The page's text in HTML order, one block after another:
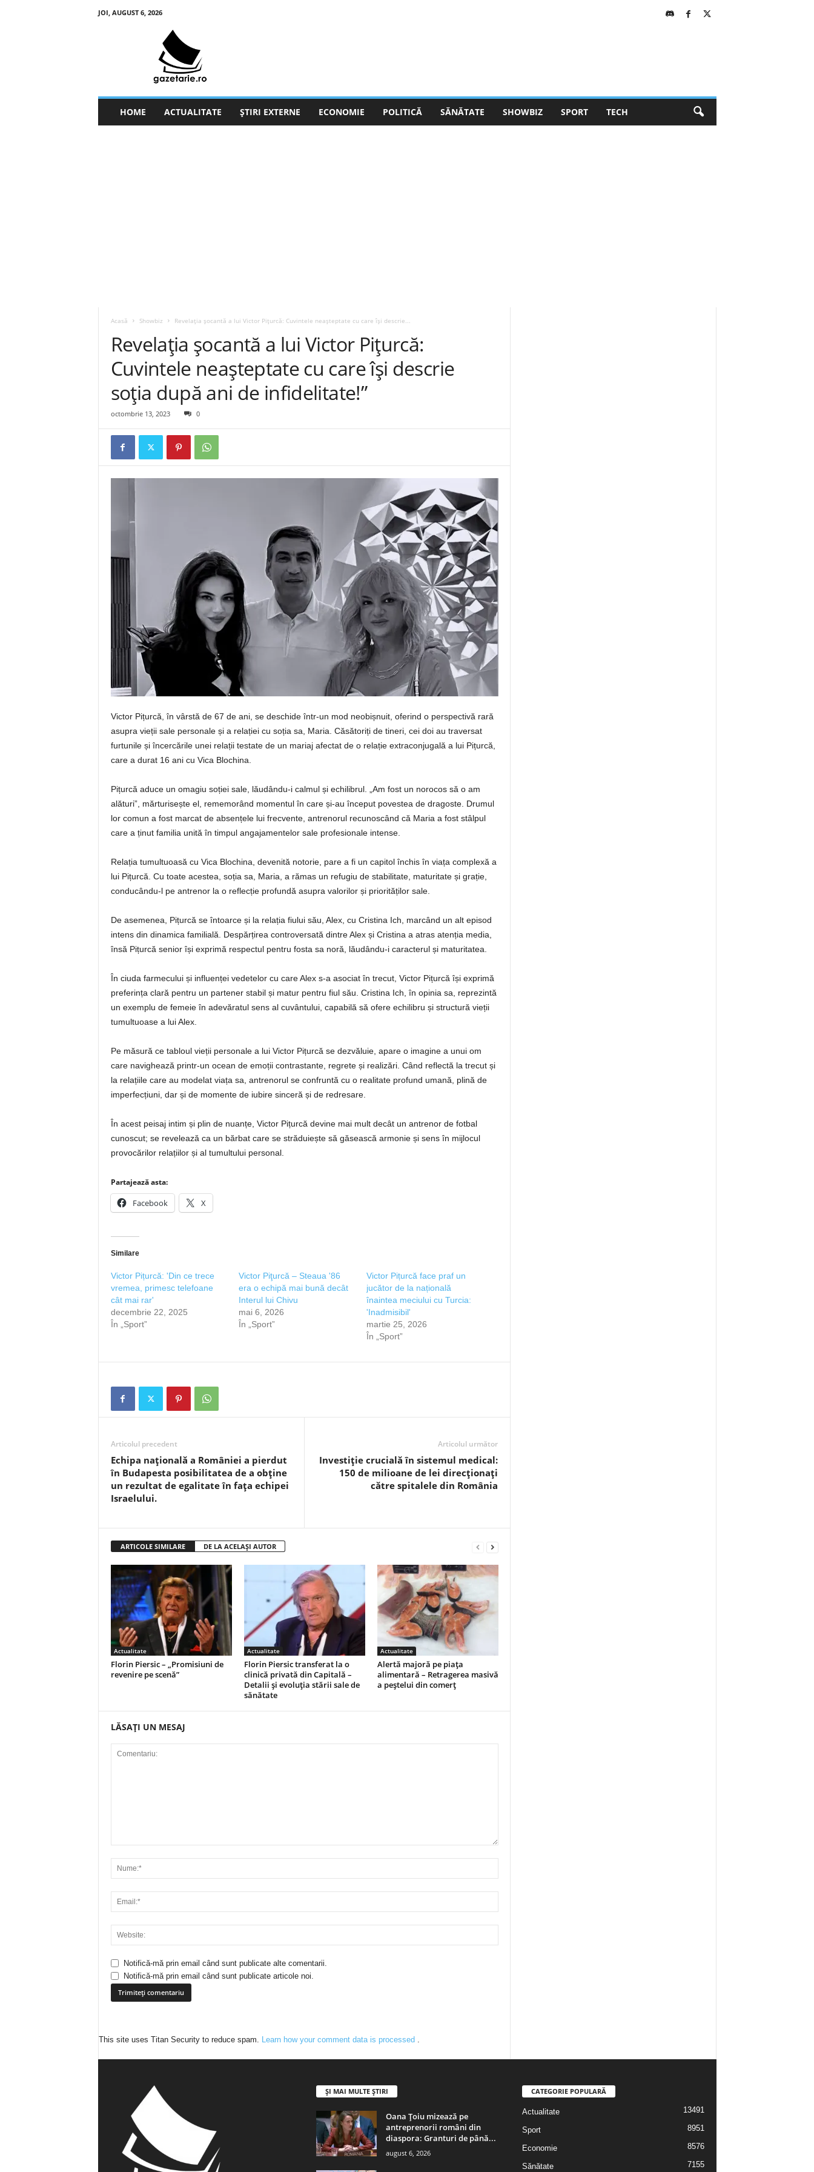
JOI, AUGUST 6, 2026
HOME ACTUALITATE ȘTIRI EXTERNE ECONOMIE POLITICĂ SĂNĂTATE SHOWBIZ SPORT TECH
Acasă Showbiz Revelația șocantă a lui Victor Pițurcă: Cuvintele neașteptate cu care își descrie...
Revelația șocantă a lui Victor Pițurcă:
Cuvintele neașteptate cu care își descrie
soția după ani de infidelitate!”
octombrie 13, 2023 0
Victor Pițurcă, în vârstă de 67 de ani, se deschide într-un mod neobișnuit, oferind o perspectivă rară
asupra vieții sale personale și a relației cu soția sa, Maria. Căsătoriți de tineri, cei doi au traversat
furtunile și încercările unei relații testate de un mariaj afectat de o relație extraconjugală a lui Pițurcă,
care a durat 16 ani cu Vica Blochina.
Pițurcă aduce un omagiu soției sale, lăudându-i calmul și echilibrul. „Am fost un norocos să o am
alături”, mărturisește el, rememorând momentul în care și-au început povestea de dragoste. Drumul
lor comun a fost marcat de absențele lui frecvente, antrenorul recunoscând că Maria a fost stâlpul
care a ținut familia unită în timpul angajamentelor sale profesionale intense.
Relația tumultuoasă cu Vica Blochina, devenită notorie, pare a fi un capitol închis în viața complexă a
lui Pițurcă. Cu toate acestea, soția sa, Maria, a rămas un refugiu de stabilitate, maturitate și grație,
conducându-l pe antrenor la o reflecție profundă asupra valorilor și priorităților sale.
De asemenea, Pițurcă se întoarce și la relația fiului său, Alex, cu Cristina Ich, marcând un alt episod
intens din dinamica familială. Despărțirea controversată dintre Alex și Cristina a atras atenția media,
însă Pițurcă senior își exprimă respectul pentru fosta sa noră, lăudându-i caracterul și maturitatea.
În ciuda farmecului și influenței vedetelor cu care Alex s-a asociat în trecut, Victor Pițurcă își exprimă
preferința clară pentru un partener stabil și matur pentru fiul său. Cristina Ich, în opinia sa, reprezintă
un exemplu de femeie în adevăratul sens al cuvântului, capabilă să ofere echilibru și structură vieții
tumultuoase a lui Alex.
Pe măsură ce tabloul vieții personale a lui Victor Pițurcă se dezvăluie, apare o imagine a unui om
care navighează printr-un ocean de emoții contrastante, regrete și realizări. Când reflectă la trecut și
la relațiile care au modelat viața sa, antrenorul se confruntă cu o realitate profund umană, plină de
imperfecțiuni, dar și de momente de iubire sinceră și de redresare.
În acest peisaj intim și plin de nuanțe, Victor Pițurcă devine mai mult decât un antrenor de fotbal
cunoscut; se revelează ca un bărbat care se străduiește să găsească armonie și sens în mijlocul
provocărilor relațiilor și al tumultului personal.
Partajează asta:
Facebook X
Similare
Victor Pițurcă: 'Din ce trece
vremea, primesc telefoane
cât mai rar'
decembrie 22, 2025
În „Sport”
Victor Piţurcă – Steaua '86
era o echipă mai bună decât
Interul lui Chivu
mai 6, 2026
În „Sport”
Victor Pițurcă face praf un
jucător de la națională
înaintea meciului cu Turcia:
'Inadmisibil'
martie 25, 2026
În „Sport”
Articolul precedent
Echipa națională a României a pierdut
în Budapesta posibilitatea de a obține
un rezultat de egalitate în fața echipei
Israelului.
Articolul următor
Investiție crucială în sistemul medical:
150 de milioane de lei direcționați
către spitalele din România
ARTICOLE SIMILARE DE LA ACELAȘI AUTOR
Actualitate
Florin Piersic – „Promisiuni de
revenire pe scenă”
Actualitate
Florin Piersic transferat la o
clinică privată din Capitală –
Detalii și evoluția stării sale de
sănătate
Actualitate
Alertă majoră pe piața
alimentară – Retragerea masivă
a peștelui din comerț
LĂSAȚI UN MESAJ
Notifică-mă prin email când sunt publicate alte comentarii.
Notifică-mă prin email când sunt publicate articole noi.
This site uses Titan Security to reduce spam. Learn how your comment data is processed .
ȘI MAI MULTE ȘTIRI
Oana Țoiu mizează pe
antreprenorii români din
diaspora: Granturi de până...
august 6, 2026
CATEGORIE POPULARĂ
Actualitate 13491
Sport 8951
Economie 8576
Sănătate 7155